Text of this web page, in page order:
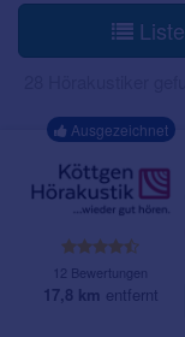
Liste
Ausgezeichnet
12 Bewertungen
17,8 km entfernt